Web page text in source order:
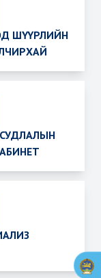
ШҮҮРЛИЙН